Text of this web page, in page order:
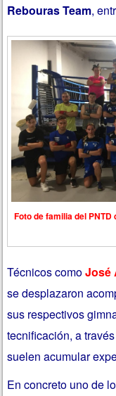
Rebouras Team,
Foto de familia del
Técnicos comoJosé
se desplazaron
sus respectivos
tecnificación, a
suelen acumular
En concreto uno de